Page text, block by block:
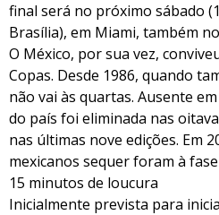
final será no próximo sábado
Brasília), em Miami, também
O México, por sua vez,
Copas. Desde 1986, quando
não vai às quartas. Ausente
do país foi eliminada nas
nas últimas nove edições. Em
mexicanos sequer foram à
15 minutos de loucura
Inicialmente prevista para